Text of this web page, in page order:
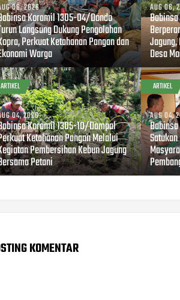
06, 2026
Koramil 1305-04/Dondo
Langsung Dukung Pengolahan
Perkuat Ketahanan Pangan dan
Warga
AUG 06,
Desa
ARTIKEL
04, 2026
Koramil 1305-10/Dampal
Ketahanan Pangan Melalui
Pembersihan Kebun Jagung
Petani
ARTIKEL
AUG 04,
KOMENTAR